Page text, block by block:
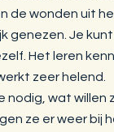
de wonden uit
genezen. Je
Het leren
zeer helend.
nodig, wat willen
ze er weer bij